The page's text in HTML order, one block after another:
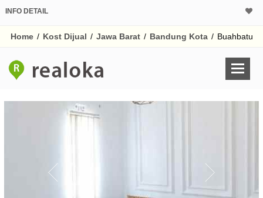
INFO DETAIL
Home / Kost Dijual / Jawa Barat / Bandung Kota / Buahbatu